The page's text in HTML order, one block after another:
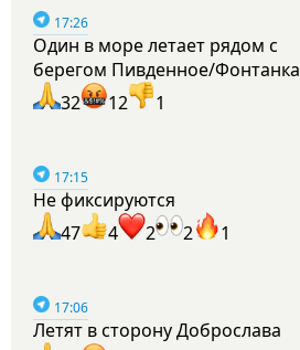
17:26
Один в море летает рядом с
берегом Пивденное/Фонтанка
32
12 1
17:15
Не фиксируются
47
4 2 2 1
17:06
Летят в сторону Доброслава